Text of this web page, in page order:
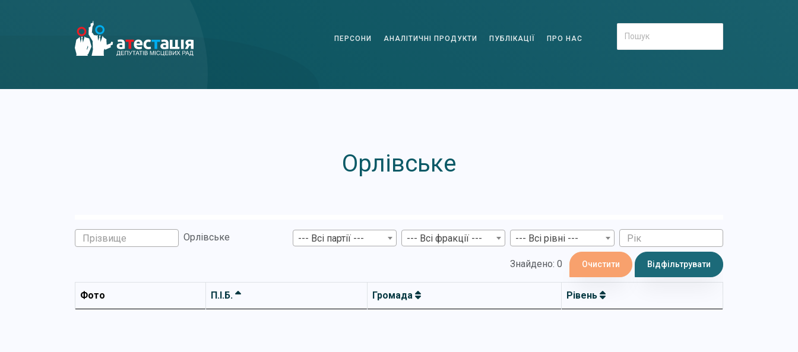
ПЕРСОНИ АНАЛІТИЧНІ ПРОДУКТИ ПУБЛІКАЦІЇ ПРО НАС
Орлівське
Орлівське --- Всі партії --- --- Всі фракції --- --- Всі рівні ---
Знайдено: 0 Очистити Відфільтрувати
Фото П.І.Б. Громада Рівень